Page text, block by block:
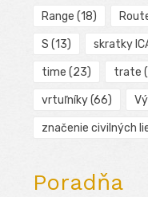
Range (18)
S (13) skratky
time (23) trate
vrtuľníky(66)
značenie civilných
Poradňa